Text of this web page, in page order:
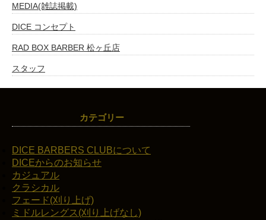
MEDIA(雑誌掲載)
DICE コンセプト
RAD BOX BARBER 松ヶ丘店
スタッフ
カテゴリー
DICE BARBERS CLUBについて
DICEからのお知らせ
カジュアル
クラシカル
フェード(刈り上げ)
ミドルレングス(刈り上げなし)